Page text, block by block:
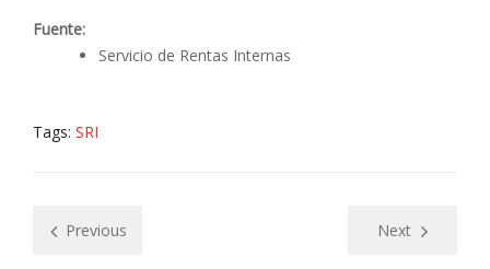
Fuente:
Servicio de Rentas Internas
Tags: SRI
Previous Next